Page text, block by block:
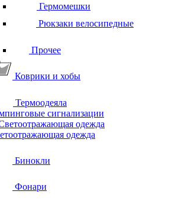
Гермомешки
Рюкзаки велосипедные
Прочее
Коврики и хобы
Термоодеяла
сигнализации
одежда
Бинокли
Фонари